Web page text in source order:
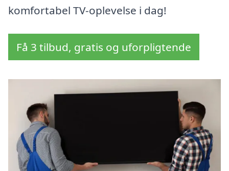
komfortabel TV-oplevelse i dag!
Få 3 tilbud, gratis og uforpligtende